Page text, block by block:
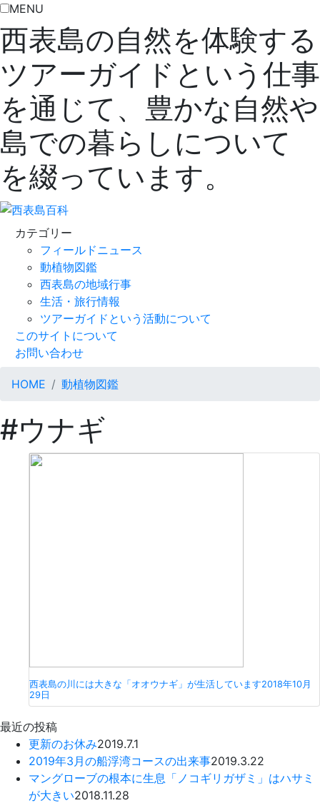
MENU
西表島の自然を体験する
ツアーガイドという仕事
を通じて、豊かな自然や
島での暮らしについて
を綴っています。
カテゴリー
フィールドニュース
動植物図鑑
西表島の地域行事
生活・旅行情報
ツアーガイドという活動について
このサイトについて
お問い合わせ
HOME 動植物図鑑
#ウナギ
西表島の川には大きな「オオウナギ」が生活しています2018年10月
29日
最近の投稿
更新のお休み2019.7.1
2019年3月の船浮湾コースの出来事2019.3.22
マングローブの根本に生息「ノコギリガザミ」はハサミ
が大きい2018.11.28